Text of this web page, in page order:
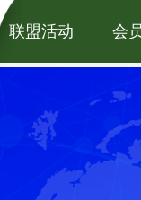
联盟活动 会